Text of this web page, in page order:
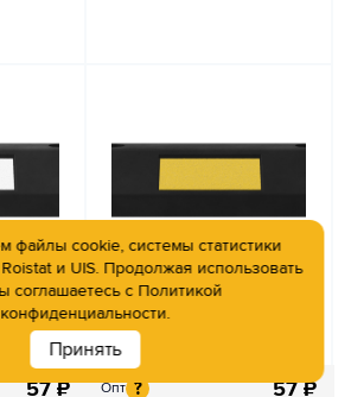
57₽
Светоотражатель
самоклеящийся
желтый 150х55
Опт ? 57₽
файлы cookie, системы статистики
и UIS. Продолжая использовать
соглашаетесь с Политикой
конфиденциальности.
Принять